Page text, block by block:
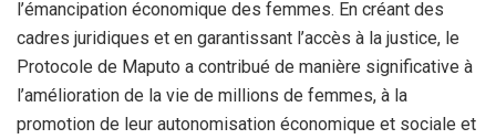
l’émancipation économique des femmes. En créant des
cadres juridiques et en garantissant l’accès à la justice, le
Protocole de Maputo a contribué de manière significative à
l’amélioration de la vie de millions de femmes, à la
promotion de leur autonomisation économique et sociale et